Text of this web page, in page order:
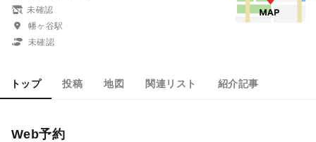
未確認
幡ヶ谷駅
未確認
トップ 投稿 地図 関連リスト 紹介記事
Web予約